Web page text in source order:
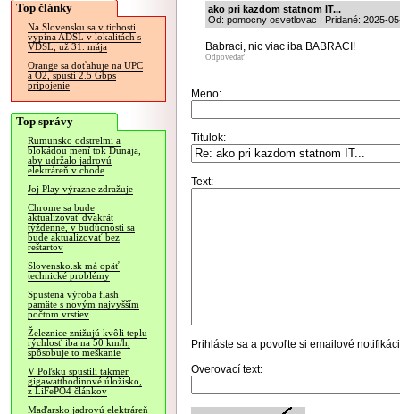
Top články
Na Slovensku sa v tichosti
vypína ADSL v lokalitách s
VDSL, už 31. mája
Orange sa doťahuje na UPC
a O2, spustí 2.5 Gbps
pripojenie
Top správy
Rumunsko odstrelmi a
blokádou mení tok Dunaja,
aby udržalo jadrovú
elektráreň v chode
Joj Play výrazne zdražuje
Chrome sa bude
aktualizovať dvakrát
týždenne, v budúcnosti sa
bude aktualizovať bez
reštartov
Slovensko.sk má opäť
technické problémy
Spustená výroba flash
pamäte s novým najvyšším
počtom vrstiev
Železnice znižujú kvôli teplu
rýchlosť iba na 50 km/h,
spôsobuje to meškanie
V Poľsku spustili takmer
gigawatthodinové úložisko,
z LiFePO4 článkov
Maďarsko jadrovú elektráreň
ako pri kazdom statnom IT...
Od: pomocny osvetlovac | Pridané: 2025-
Babraci, nic viac iba BABRACI!
Odpovedať
Meno:
Titulok:
Text:
Prihláste sa a povoľte si emailové
Overovací text: